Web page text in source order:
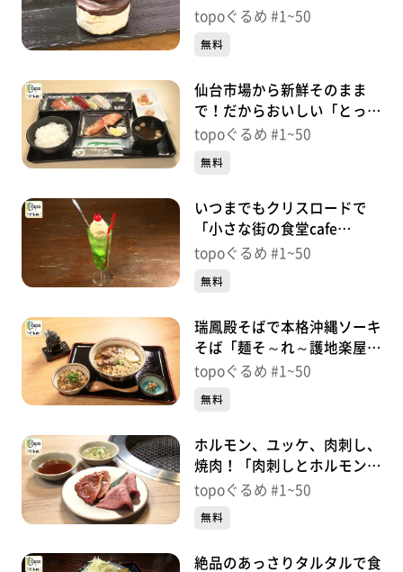
「大黒屋」（若林区連坊）＃
topoぐるめ #1~50
無料
仙台市場から新鮮そのまま
で！だからおいしい「とっと
めしや」（若林区大和町）＃
topoぐるめ #1~50
無料
いつまでもクリスロードで
「小さな街の食堂cafe
MISTY」（青葉区中央）＃
topoぐるめ #1~50
無料
瑞鳳殿そばで本格沖縄ソーキ
そば「麺そ～れ～護地楽屋」
（青葉区霊屋下）＃
topoぐるめ #1~50
無料
ホルモン、ユッケ、肉刺し、
焼肉！「肉刺しとホルモン
トラコ」（青葉区一番町）＃
topoぐるめ #1~50
無料
絶品のあっさりタルタルで食